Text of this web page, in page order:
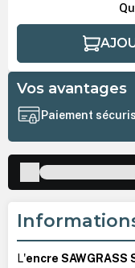
Vos avantages
Paiement
L'encre